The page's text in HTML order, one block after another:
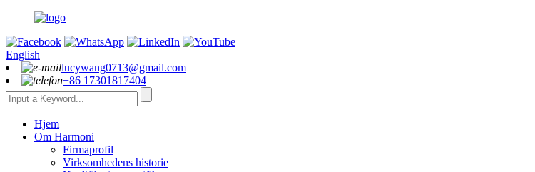
English
lucywang0713@gmail.com
+86 17301817404
Hjem
Om Harmoni
Firmaprofil
Virksomhedens historie